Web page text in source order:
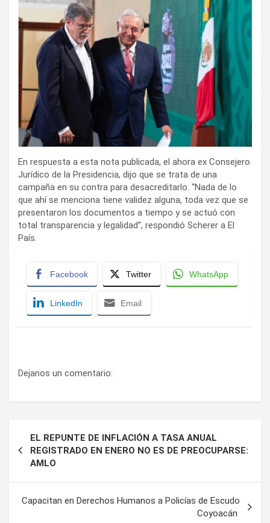
En respuesta a esta nota publicada, el ahora ex Consejero
Jurídico de la Presidencia, dijo que se trata de una
campaña en su contra para desacreditarlo. “Nada de lo
que ahí se menciona tiene validez alguna, toda vez que se
presentaron los documentos a tiempo y se actuó con
total transparencia y legalidad”, respondió Scherer a El
País.
Facebook Twitter WhatsApp
LinkedIn Email
Dejanos un comentario:
de
entradas
EL REPUNTE DE INFLACIÓN A TASA ANUAL
REGISTRADO EN ENERO NO ES DE PREOCUPARSE:
AMLO
Capacitan en Derechos Humanos a Policías de Escudo
Coyoacán